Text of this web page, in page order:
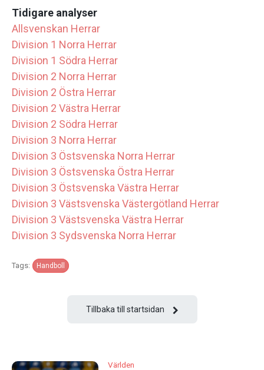
Tidigare analyser
Allsvenskan Herrar
Division 1 Norra Herrar
Division 1 Södra Herrar
Division 2 Norra Herrar
Division 2 Östra Herrar
Division 2 Västra Herrar
Division 2 Södra Herrar
Division 3 Norra Herrar
Division 3 Östsvenska Norra Herrar
Division 3 Östsvenska Östra Herrar
Division 3 Östsvenska Västra Herrar
Division 3 Västsvenska Västergötland Herrar
Division 3 Västsvenska Västra Herrar
Division 3 Sydsvenska Norra Herrar
Tags: Handboll
Tillbaka till startsidan
Världen